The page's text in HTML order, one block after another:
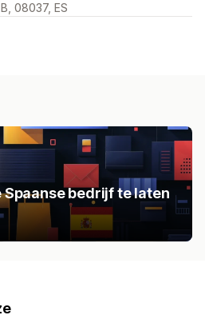
08037, ES
Spaanse bedrijf te laten